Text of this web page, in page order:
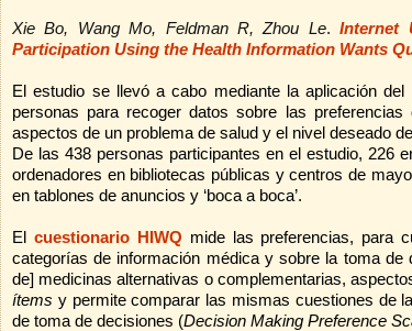
Xie Bo, Wang Mo, Feldman R, Zhou Le.Internet
Participation Using the Health Information Wants
El estudio se llevó a cabo mediante la aplicación del
personas para recoger datos sobre las
aspectos de un problema de salud y el nivel deseado
De las 438 personas participantes en el estudio, 226
ordenadores en bibliotecas públicas y centros de
en tablones de anuncios y ‘boca a boca’.
El cuestionario HIWQ mide las preferencias, para
categorías de información médica y sobre la toma de
de] medicinas alternativas o complementarias,
ítems y permite comparar las mismas cuestiones de
de toma de decisiones (Decision Making Preference